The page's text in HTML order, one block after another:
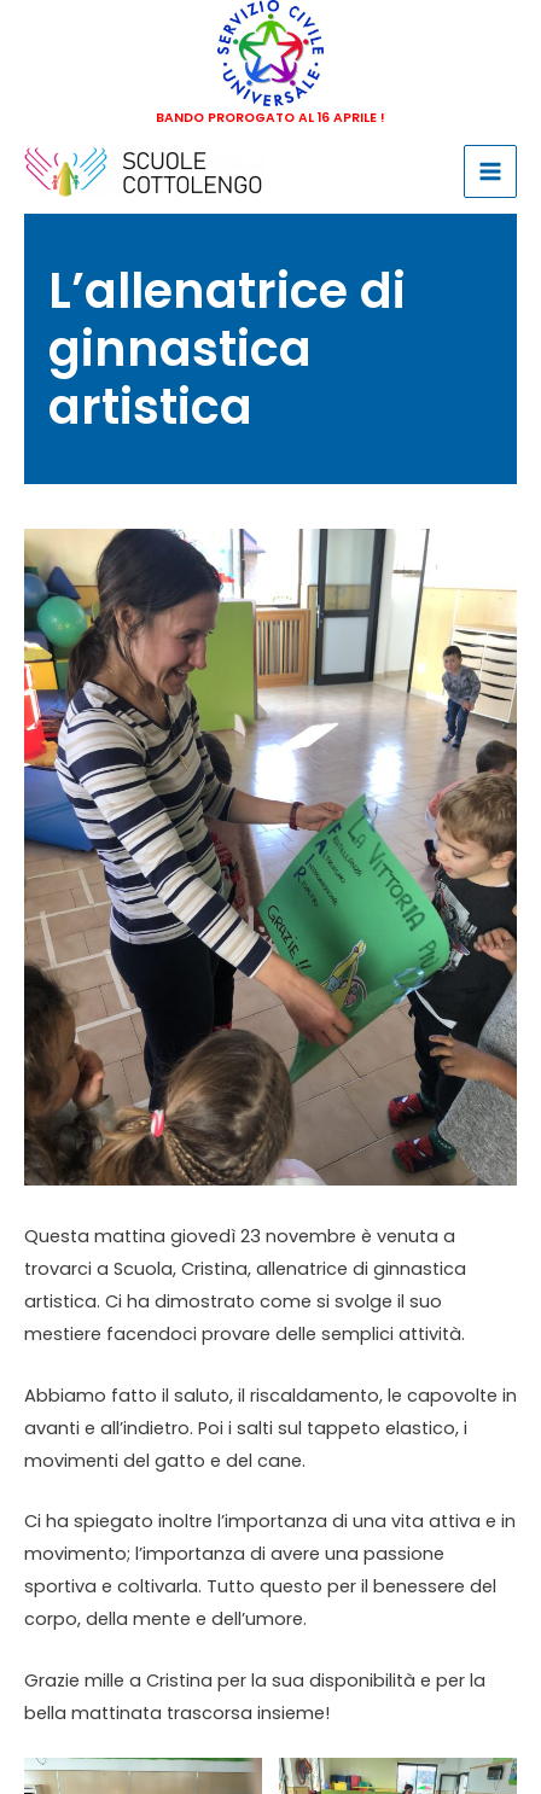
BANDO PROROGATO AL 16 APRILE !
L’allenatrice di
ginnastica
artistica
Questa mattina giovedì 23 novembre è venuta a
trovarci a Scuola, Cristina, allenatrice di ginnastica
artistica. Ci ha dimostrato come si svolge il suo
mestiere facendoci provare delle semplici attività.
Abbiamo fatto il saluto, il riscaldamento, le capovolte in
avanti e all’indietro. Poi i salti sul tappeto elastico, i
movimenti del gatto e del cane.
Ci ha spiegato inoltre l’importanza di una vita attiva e in
movimento; l’importanza di avere una passione
sportiva e coltivarla. Tutto questo per il benessere del
corpo, della mente e dell’umore.
Grazie mille a Cristina per la sua disponibilità e per la
bella mattinata trascorsa insieme!